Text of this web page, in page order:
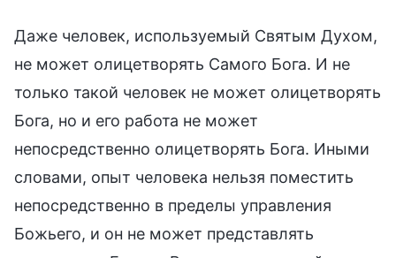
Даже человек, используемый Святым Духом,
не может олицетворять Самого Бога. И не
только такой человек не может олицетворять
Бога, но и его работа не может
непосредственно олицетворять Бога. Иными
словами, опыт человека нельзя поместить
непосредственно в пределы управления
Божьего, и он не может представлять